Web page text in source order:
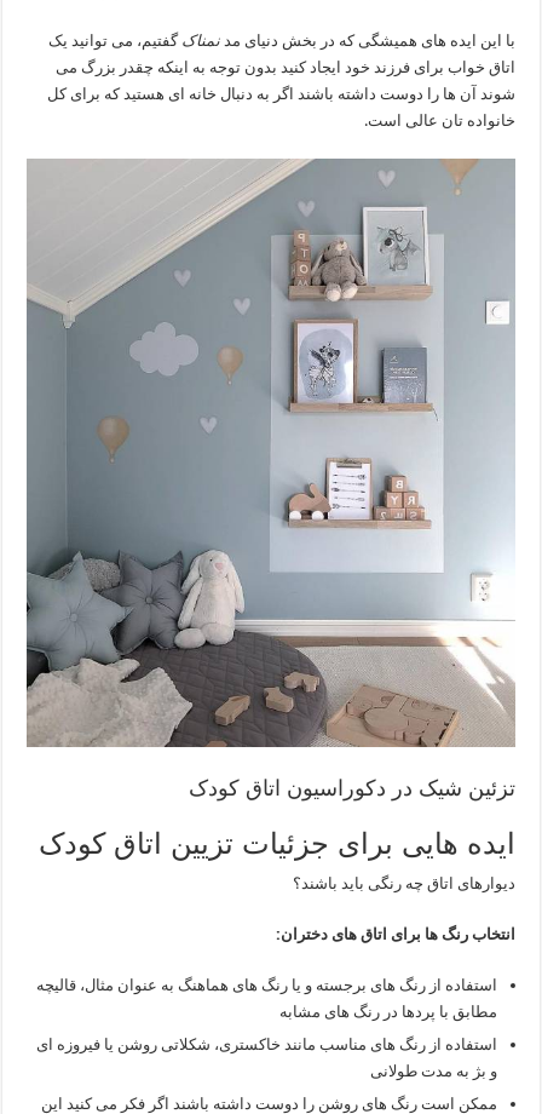
با این ایده های همیشگی که در بخش دنیای مدنمناک گفتیم، می توانید یک
اتاق خواب برای فرزند خود ایجاد کنید بدون توجه به اینکه چقدر بزرگ می
شوند آن ها را دوست داشته باشند اگر به دنبال خانه ای هستید که برای کل
خانواده تان عالی است.
تزئین شیک در دکوراسیون اتاق کودک
ایده هایی برای جزئیات تزیین اتاق کودک
دیوارهای اتاق چه رنگی باید باشند؟
انتخاب رنگ ها برای اتاق های دختران:
استفاده از رنگ های برجسته و یا رنگ های هماهنگ به عنوان مثال، قالیچه
مطابق با پردها در رنگ های مشابه
استفاده از رنگ های مناسب مانند خاکستری، شکلاتی روشن یا فیروزه ای
و بژ به مدت طولانی
ممکن است رنگ های روشن را دوست داشته باشند اگر فکر می کنید این